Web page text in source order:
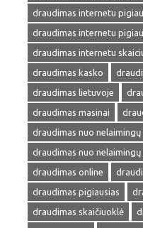
draudimas internetu pigiau
draudimas internetu
draudimas internetu
draudimas kasko
draudimas lietuvoje
draudimas masinai
draudimas nuo
draudimas nuo
draudimas online
draudimas pigiausias
draudimas skaičiuoklė